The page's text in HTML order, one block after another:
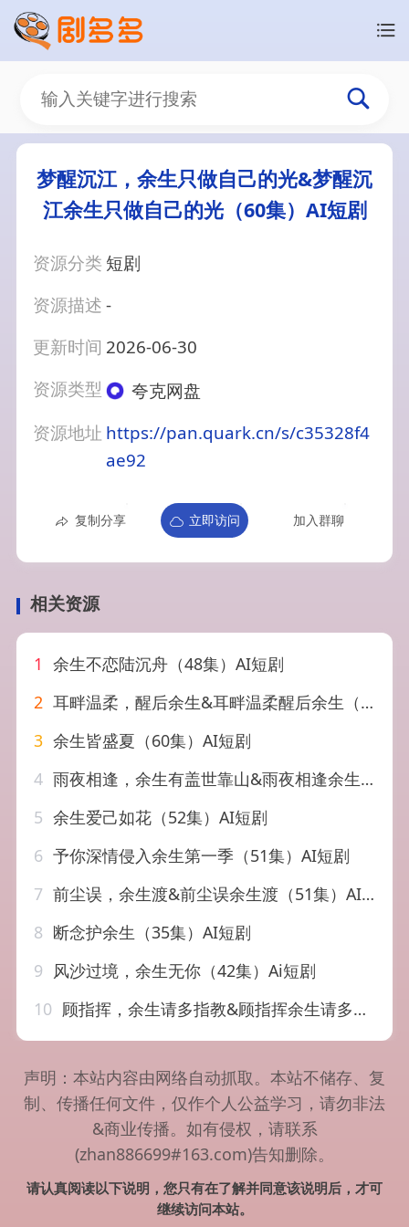
梦醒沉江，余生只做自己的光&梦醒沉
江余生只做自己的光（60集）AI短剧
资源分类 短剧
资源描述-
更新时间 2026-06-30
资源类型
夸克网盘
资源地址 https://pan.quark.cn/s/c35328f4
ae92
复制分享 立即访问 加入群聊
相关资源
1 余生不恋陆沉舟（48集）AI短剧
2 耳畔温柔，醒后余生&耳畔温柔醒后余生（45集）AI短剧
3 余生皆盛夏（60集）AI短剧
4 雨夜相逢，余生有盖世靠山&雨夜相逢余生有盖世靠山（44集）AI短剧
5 余生爱己如花（52集）AI短剧
6 予你深情侵入余生第一季（51集）AI短剧
7 前尘误，余生渡&前尘误余生渡（51集）AI短剧
8 断念护余生（35集）AI短剧
9 风沙过境，余生无你（42集）Ai短剧
10 顾指挥，余生请多指教&顾指挥余生请多指教（97集）焦睿&李雪丹
声明：本站内容由网络自动抓取。本站不储存、复
制、传播任何文件，仅作个人公益学习，请勿非法
&商业传播。如有侵权，请联系
(zhan886699#163.com)告知删除。
请认真阅读以下说明，您只有在了解并同意该说明后，才可
继续访问本站。